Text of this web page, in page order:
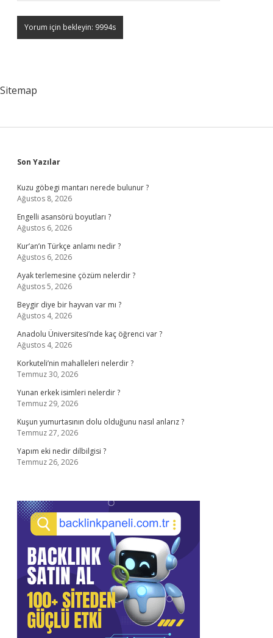
Sitemap
Sidebar
Son Yazılar
Kuzu göbegi mantarı nerede bulunur ?
Ağustos 8, 2026
Engelli asansörü boyutları ?
Ağustos 6, 2026
Kur’an’ın Türkçe anlamı nedir ?
Ağustos 6, 2026
Ayak terlemesine çözüm nelerdir ?
Ağustos 5, 2026
Beygir diye bir hayvan var mı ?
Ağustos 4, 2026
Anadolu Üniversitesi’nde kaç öğrenci var ?
Ağustos 4, 2026
Korkuteli’nin mahalleleri nelerdir ?
Temmuz 30, 2026
Yunan erkek isimleri nelerdir ?
Temmuz 29, 2026
Kuşun yumurtasının dolu olduğunu nasıl anlarız ?
Temmuz 27, 2026
Yapım eki nedir dilbilgisi ?
Temmuz 26, 2026